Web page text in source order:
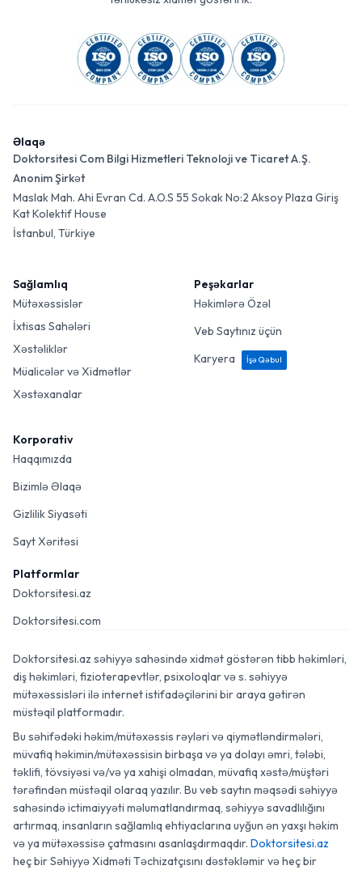
Əlaqə
Doktorsitesi Com Bilgi Hizmetleri Teknoloji ve Ticaret A.Ş.
Anonim Şirkət
Maslak Mah. Ahi Evran Cd. A.O.S 55 Sokak No:2 Aksoy Plaza Giriş
Kat Kolektif House
İstanbul, Türkiye
Sağlamlıq
Mütəxəssislər
İxtisas Sahələri
Xəstəliklər
Müalicələr və Xidmətlər
Xəstəxanalar
Peşəkarlar
Həkimlərə Özəl
Veb Saytınız üçün
Karyera
İşə Qəbul
Korporativ
Haqqımızda
Bizimlə Əlaqə
Gizlilik Siyasəti
Sayt Xəritəsi
Platformlar
Doktorsitesi.az
Doktorsitesi.com
Doktorsitesi.az səhiyyə sahəsində xidmət göstərən tibb həkimləri,
diş həkimləri, fizioterapevtlər, psixoloqlar və s. səhiyyə
mütəxəssisləri ilə internet istifadəçilərini bir araya gətirən
müstəqil platformadır.
Bu səhifədəki həkim/mütəxəssis rəyləri və qiymətləndirmələri,
müvafiq həkimin/mütəxəssisin birbaşa və ya dolayı əmri, tələbi,
təklifi, tövsiyəsi və/və ya xahişi olmadan, müvafiq xəstə/müştəri
tərəfindən müstəqil olaraq yazılır. Bu veb saytın məqsədi səhiyyə
sahəsində ictimaiyyəti məlumatlandırmaq, səhiyyə savadlılığını
artırmaq, insanların sağlamlıq ehtiyaclarına uyğun ən yaxşı həkim
və ya mütəxəssisə çatmasını asanlaşdırmaqdır. Doktorsitesi.az
heç bir Səhiyyə Xidməti Təchizatçısını dəstəkləmir və heç bir